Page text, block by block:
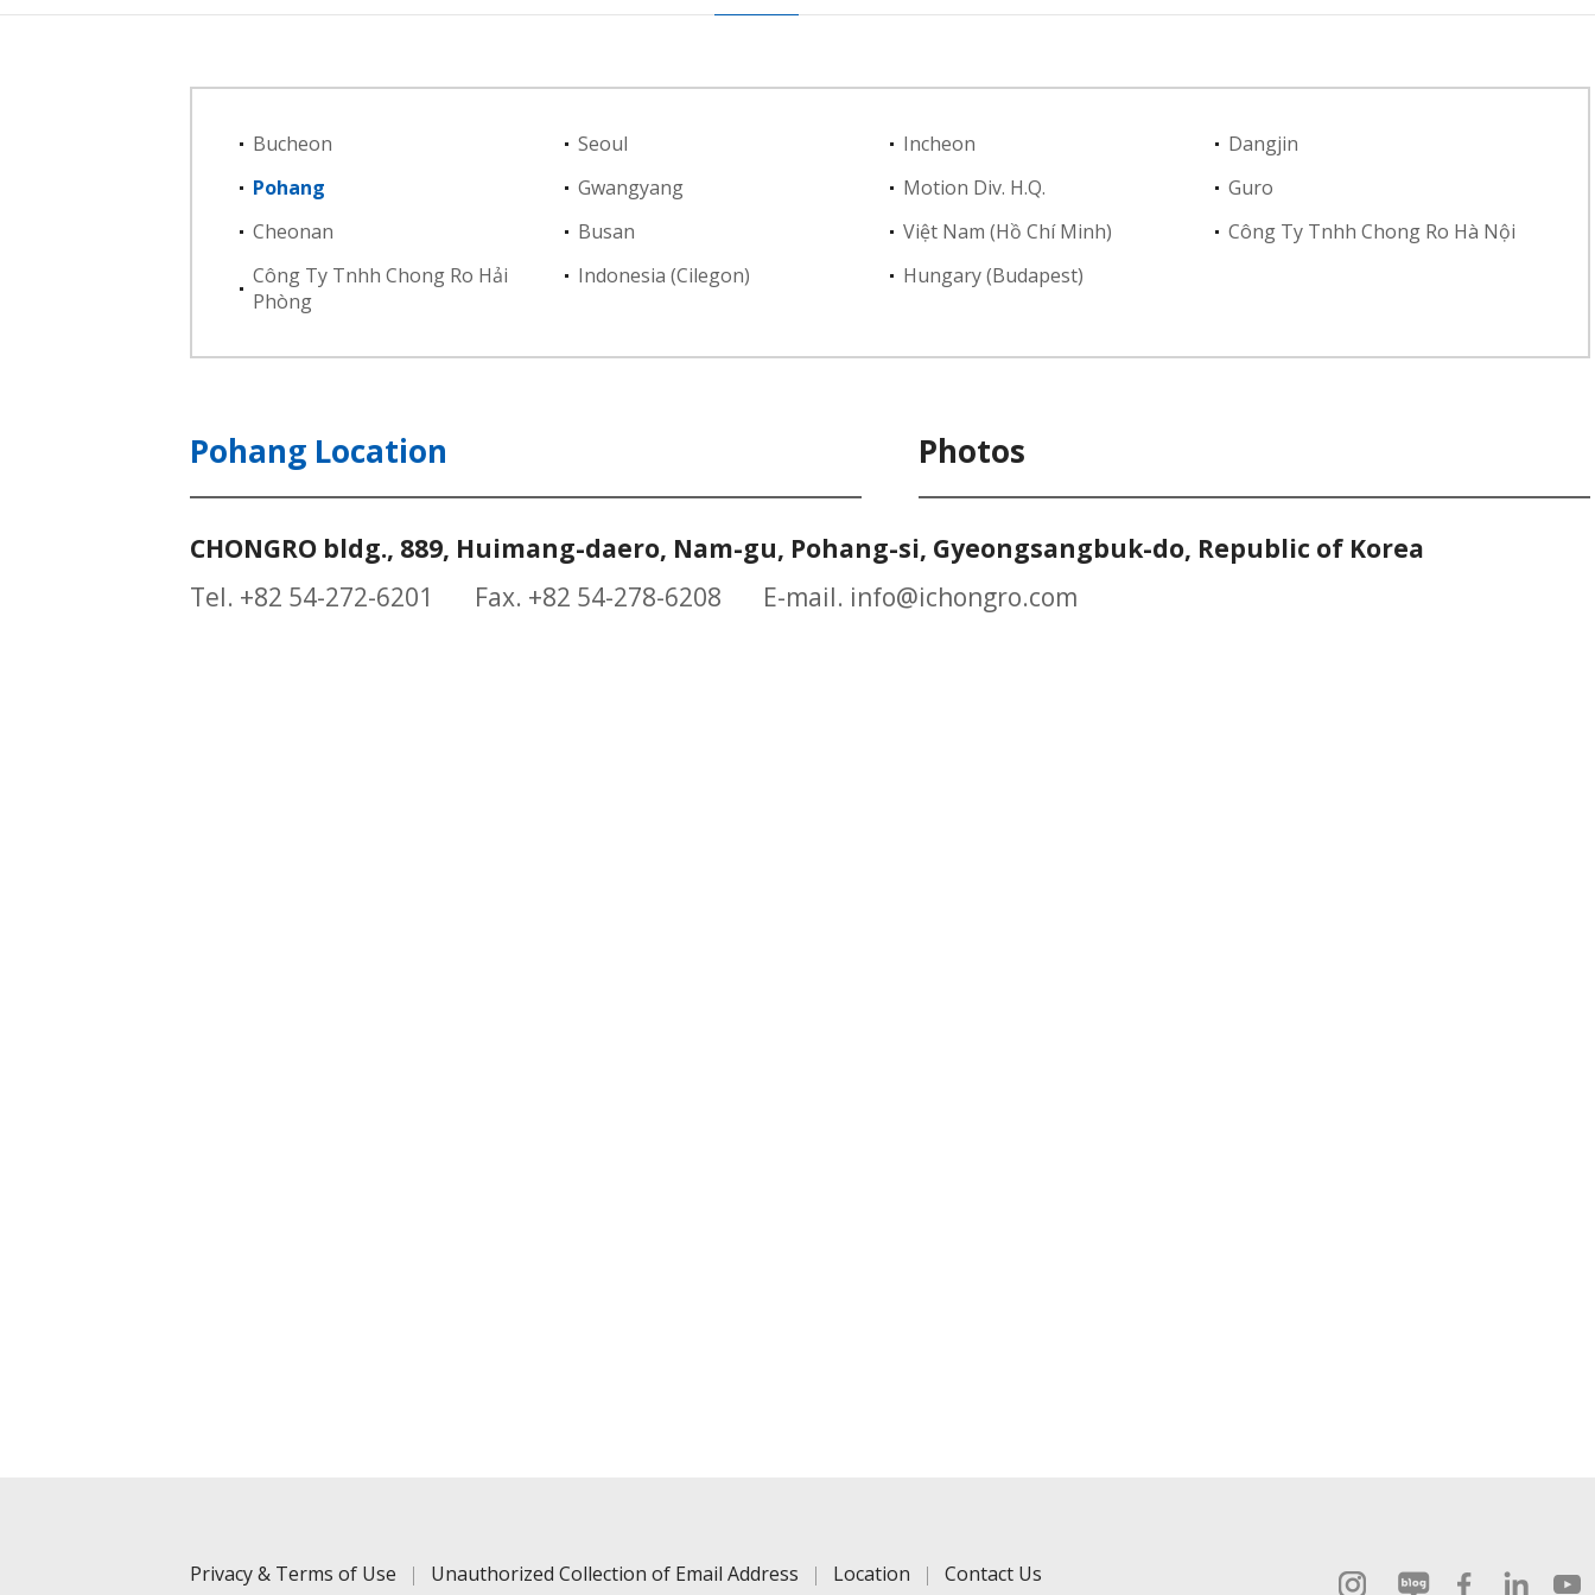
Bucheon Seoul Incheon
Dangjin
Pohang
Gwangyang Motion Div. H.Q.
Guro
Cheonan
Busan Việt Nam (Hồ Chí Minh)
Công Ty Tnhh Chong Ro Hà Nội
Công Ty Tnhh Chong Ro Hải
Phòng
Indonesia (Cilegon) Hungary (Budapest)
Pohang Location Photos
CHONGRO bldg., 889, Huimang-daero, Nam-gu, Pohang-si, Gyeongsangbuk-do, Republic of Korea
Tel. +82 54-272-6201 Fax. +82 54-278-6208 E-mail. info@ichongro.com
Privacy & Terms of Use Unauthorized Collection of Email Address Location Contact Us